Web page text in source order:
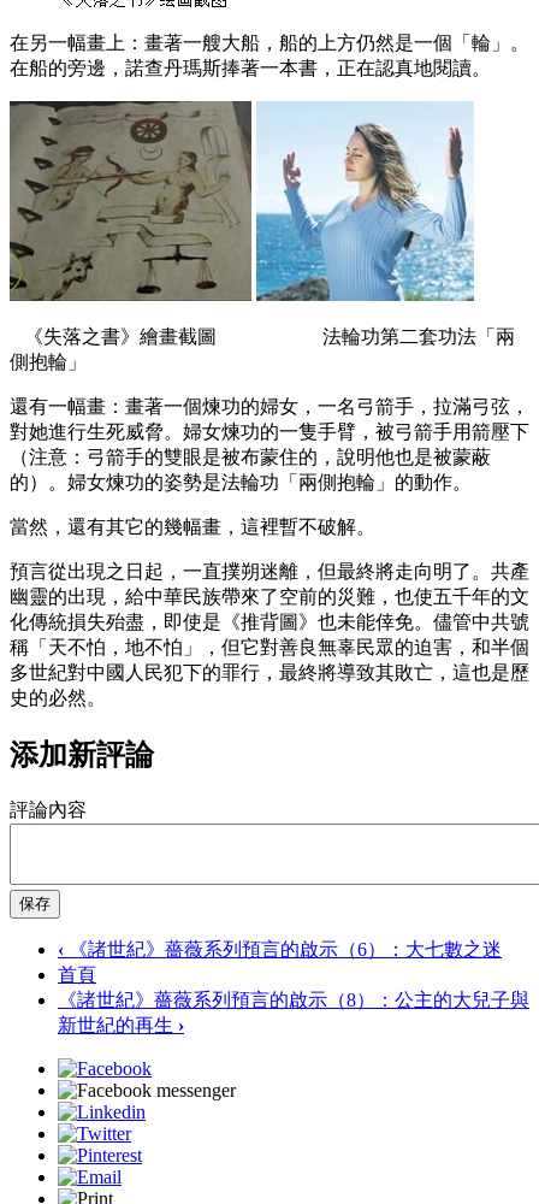
在另一幅畫上：畫著一艘大船，船的上方仍然是一個「輪」。
在船的旁邊，諾查丹瑪斯捧著一本書，正在認真地閱讀。
《失落之書》繪畫截圖 法輪功第二套功法「兩
側抱輪」
還有一幅畫：畫著一個煉功的婦女，一名弓箭手，拉滿弓弦，
對她進行生死威脅。婦女煉功的一隻手臂，被弓箭手用箭壓下
（注意：弓箭手的雙眼是被布蒙住的，說明他也是被蒙蔽
的）。婦女煉功的姿勢是法輪功「兩側抱輪」的動作。
當然，還有其它的幾幅畫，這裡暫不破解。
預言從出現之日起，一直撲朔迷離，但最終將走向明了。共產
幽靈的出現，給中華民族帶來了空前的災難，也使五千年的文
化傳統損失殆盡，即使是《推背圖》也未能倖免。儘管中共號
稱「天不怕，地不怕」，但它對善良無辜民眾的迫害，和半個
多世紀對中國人民犯下的罪行，最終將導致其敗亡，這也是歷
史的必然。
添加新評論
評論內容
保存
‹ 《諸世紀》薔薇系列預言的啟示（6）：大七數之迷
首頁
《諸世紀》薔薇系列預言的啟示（8）：公主的大兒子與
新世紀的再生 ›